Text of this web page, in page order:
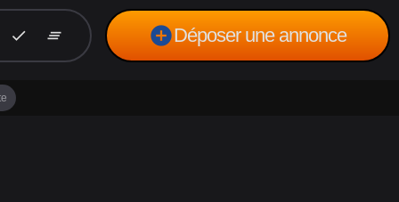
check clear_all add_circleDéposer une annonce